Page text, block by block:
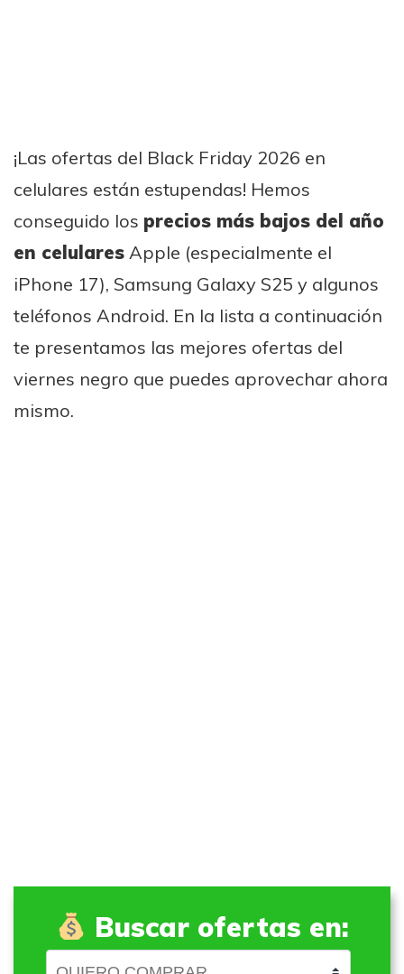
¡Las ofertas del Black Friday 2026 en
celulares están estupendas! Hemos
conseguido los precios más bajos del año
en celulares Apple (especialmente el
iPhone 17), Samsung Galaxy S25 y algunos
teléfonos Android. En la lista a continuación
te presentamos las mejores ofertas del
viernes negro que puedes aprovechar ahora
mismo.
Buscar ofertas en: